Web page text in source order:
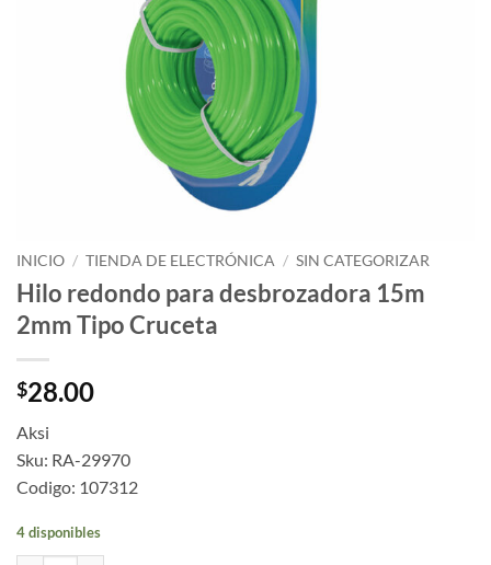
INICIO / TIENDA DE ELECTRÓNICA / SIN CATEGORIZAR
Hilo redondo para desbrozadora 15m
2mm Tipo Cruceta
$28.00
Aksi
Sku: RA-29970
Codigo: 107312
4 disponibles